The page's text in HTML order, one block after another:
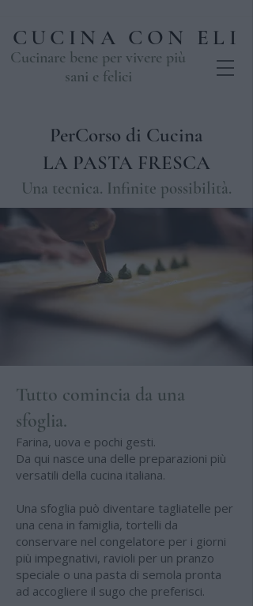
CUCINA CON ELI
Cucinare bene per vivere più
sani e felici
PerCorso di Cucina
LA PASTA FRESCA
Una tecnica. Infinite possibilità.
Tutto comincia da una
sfoglia.
Farina, uova e pochi gesti.
Da qui nasce una delle preparazioni più
versatili della cucina italiana.
Una sfoglia può diventare tagliatelle per
una cena in famiglia, tortelli da
conservare nel congelatore per i giorni
più impegnativi, ravioli per un pranzo
speciale o una pasta di semola pronta
ad accogliere il sugo che preferisci.